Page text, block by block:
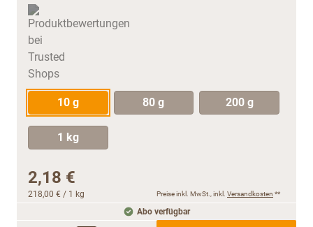
10 g 80 g 200 g
1 kg
2,18 €
218,00 € / 1 kg Preise inkl. MwSt., inkl. Versandkosten **
Abo verfügbar